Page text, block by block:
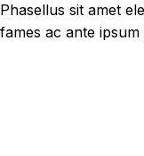
Phasellus sit amet
fames ac ante